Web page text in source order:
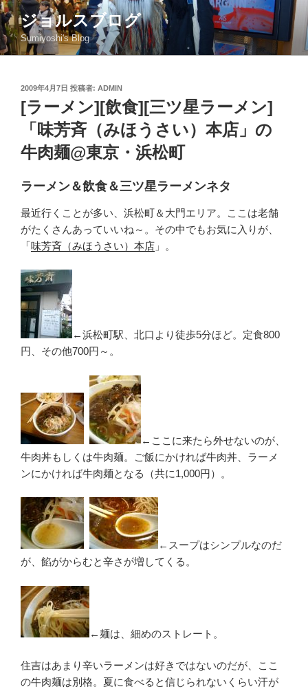
コ
ン
テ
ン
ジョルスブログ
Sumiyoshi's Blog
投
稿
日:
2009年4月7日 投稿者: ADMIN
[ラーメン][飲食][三ツ星ラーメン]
「味芳斉（みほうさい）本店」の
牛肉麺@東京・浜松町
ラーメン＆飲食＆三ツ星ラーメンネタ
最近行くことが多い、浜松町＆大門エリア。ここは老舗
がたくさんあっていいね～。その中でもお気に入りが、
「味芳斉（みほうさい）本店 」。
←浜松町駅、北口より徒歩5分ほど。定食800
円、その他700円～。
←ここに来たら外せないのが、
牛肉丼もしくは牛肉麺。ご飯にかければ牛肉丼、ラーメ
ンにかければ牛肉麺となる（共に1,000円）。
←スープはシンプルなのだ
が、餡がからむと辛さが増してくる。
←麺は、細めのストレート。
住吉はあまり辛いラーメンは好きではないのだが、ここ
の牛肉麺は別格。夏に食べると信じられないくらい汗が